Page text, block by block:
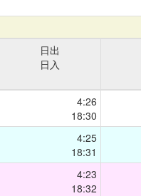
日出
日入
4:26
18:30
4:25
18:31
4:23
18:32